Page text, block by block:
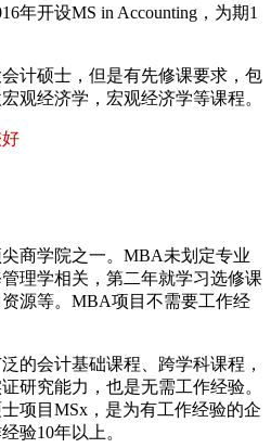
年开设MS in Accounting，为期1
硕士，但是有先修课要求，包
观经济学，宏观经济学等课程。
学院之一。MBA未划定专业
理学相关，第二年就学习选修课
源等。MBA项目不需要工作经
会计基础课程、跨学科课程，
研究能力，也是无需工作经验。
项目MSx，是为有工作经验的企
验10年以上。